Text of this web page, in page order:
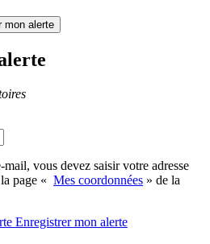
mon alerte
vous devez saisir votre adresse
page « Mes coordonnées » de la
Enregistrermon alerte